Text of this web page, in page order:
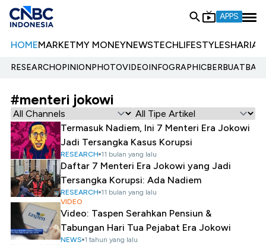
APPS
HOMEMARKETMY MONEYNEWSTECHLIFESTYLESHARIA
RESEARCHOPINIONPHOTOVIDEOINFOGRAPHIC
#menteri jokowi
Termasuk Nadiem, Ini 7 Menteri Era Jokowi
Jadi Tersangka Kasus Korupsi
RESEARCH 11 bulan yang lalu
Daftar 7 Menteri Era Jokowi yang Jadi
Tersangka Korupsi: Ada Nadiem
RESEARCH 11 bulan yang lalu
VIDEO
Video: Taspen Serahkan Pensiun &
Tabungan Hari Tua Pejabat Era Jokowi
NEWS 1 tahun yang lalu